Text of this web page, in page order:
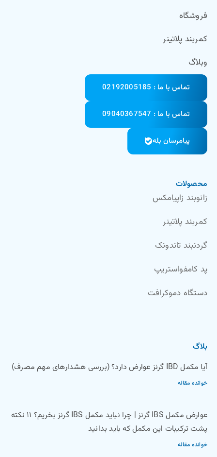
فروشگاه
کمربند پلاتینر
وبلاگ
تماس با ما : 02192005185
تماس با ما : 09040367547
پیامرسان بله
محصولات
زانوبند زاپیامکس
کمربند پلاتینر
گردنبند تاندونک
پد کامفواستریپ
دستگاه دموکرافت
بلاگ
آیا مکمل IBD گرنز عوارض دارد؟ (بررسی هشدارهای مهم مصرف)
خوانده مقاله
عوارض مکمل IBS گرنز | چرا نباید مکمل IBS گرنز بخریم؟ ۱۱ نکته
پشت ترکیبات این مکمل که باید بدانید
خوانده مقاله